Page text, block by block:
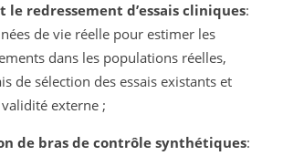
le redressement d’essais cliniques:
de vie réelle pour estimer les
dans les populations réelles,
de sélection des essais existants et
externe ;
de bras de contrôle synthétiques: